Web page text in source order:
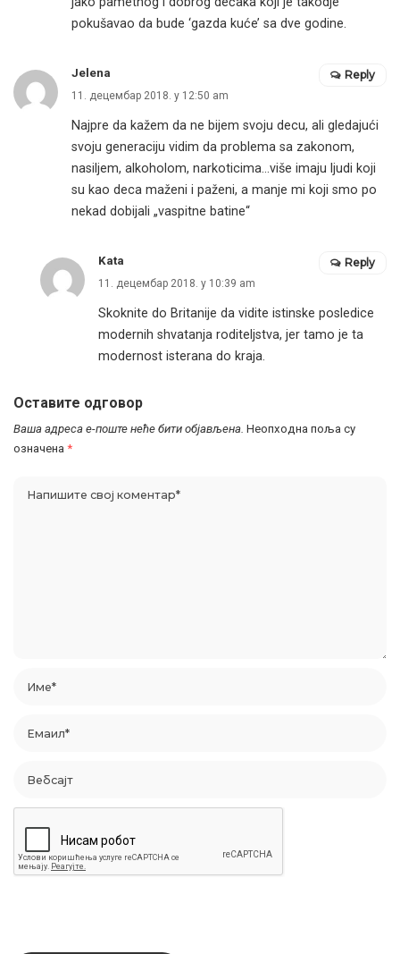
pokušavao da bude ‘gazda kuće’ sa dve godine.
Jelena
11. децембар 2018. у 12:50 am
Najpre da kažem da ne bijem svoju decu, ali gledajući
svoju generaciju vidim da problema sa zakonom,
nasiljem, alkoholom, narkoticima…više imaju ljudi koji
su kao deca maženi i paženi, a manje mi koji smo po
nekad dobijali „vaspitne batine“
Reply
Kata
11. децембар 2018. у 10:39 am
Skoknite do Britanije da vidite istinske posledice
modernih shvatanja roditeljstva, jer tamo je ta
modernost isterana do kraja.
Reply
Оставите одговор
Ваша адреса е-поште неће бити објављена. Неопходна поља су
означена *